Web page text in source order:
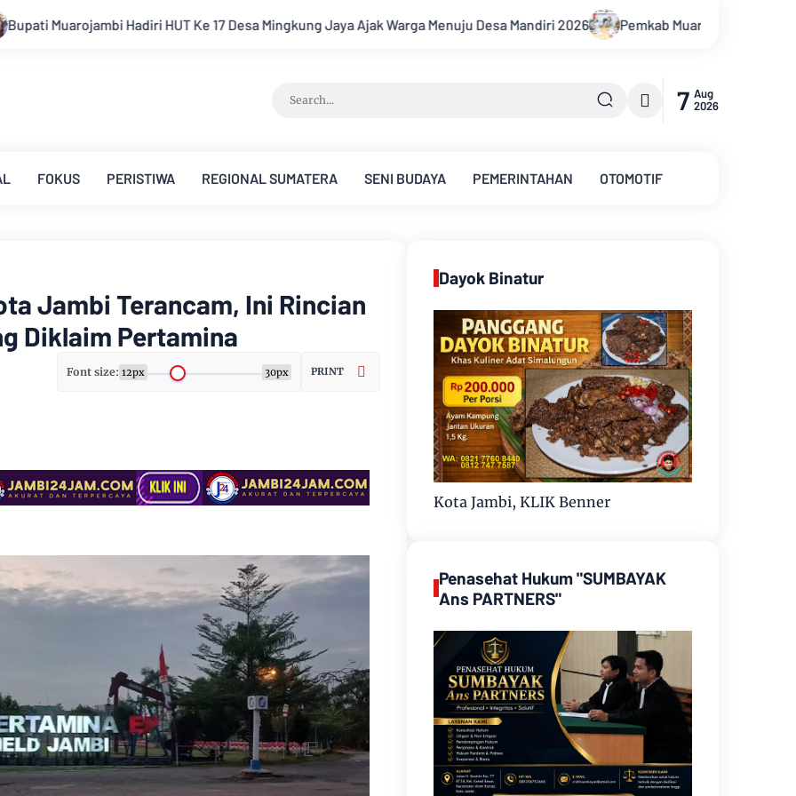
17 Desa Mingkung Jaya Ajak Warga Menuju Desa Mandiri 2026 Pemkab Muarojambi Mediasi Konflik PT Sinar Agro Tenera
7 Aug
2026
FOKUS PERISTIWA REGIONAL SUMATERA SENI BUDAYA PEMERINTAHAN OTOMOTIF
Jambi Terancam, Ini Rincian
Diklaim Pertamina
Font size: 12px 30px PRINT
Dayok Binatur
Kota Jambi, KLIK Benner
Penasehat Hukum "SUMBAYAK
Ans PARTNERS"